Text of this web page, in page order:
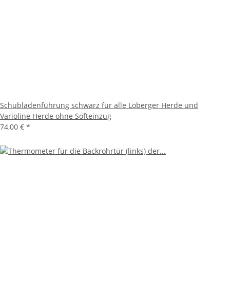
Schubladenführung schwarz für alle Loberger Herde und
Varioline Herde ohne Softeinzug
74,00 € *